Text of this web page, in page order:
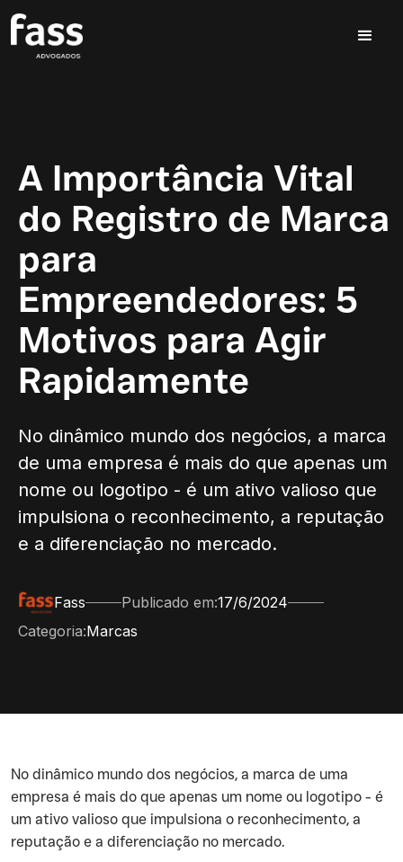
A Importância Vital
do Registro de Marca
para
Empreendedores: 5
Motivos para Agir
Rapidamente
No dinâmico mundo dos negócios, a marca
de uma empresa é mais do que apenas um
nome ou logotipo - é um ativo valioso que
impulsiona o reconhecimento, a reputação
e a diferenciação no mercado.
Fass Publicado em:17/6/2024
Categoria:Marcas
‍No dinâmico mundo dos negócios, a marca de uma
empresa é mais do que apenas um nome ou logotipo - é
um ativo valioso que impulsiona o reconhecimento, a
reputação e a diferenciação no mercado.